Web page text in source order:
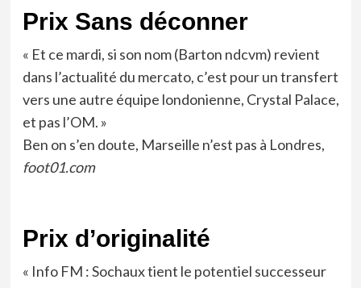
Prix Sans déconner
« Et ce mardi, si son nom (Barton ndcvm) revient
dans l’actualité du mercato, c’est pour un transfert
vers une autre équipe londonienne, Crystal Palace,
et pas l’OM. »
Ben on s’en doute, Marseille n’est pas à Londres,
foot01.com
Prix d’originalité
« Info FM : Sochaux tient le potentiel successeur